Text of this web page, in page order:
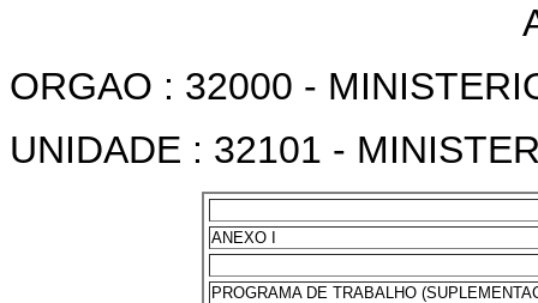
ORGAO : 32000 -
UNIDADE : 32101 -
ANEXO I
PROGRAMA DE TRABALHO